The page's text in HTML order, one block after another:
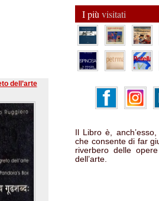
dell’arte
I più visitati
Il Libro è,
che consente di far
riverbero delle
dell’arte.